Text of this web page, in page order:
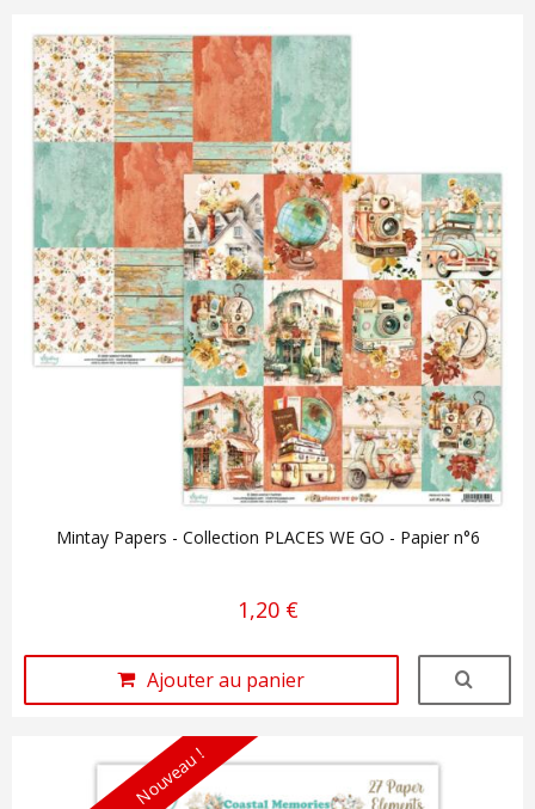
Mintay Papers - Collection PLACES WE GO - Papier n°6
1,20 €
Ajouter au panier
Nouveau !